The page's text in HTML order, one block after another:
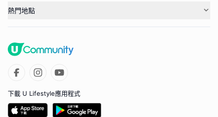
熱門地點
下載 U Lifestyle應用程式